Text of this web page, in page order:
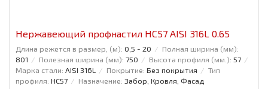
Нержавеющий профнастил НС57 AISI 316L 0.65
Длина режется в размер, (м): 0,5 - 20
Полная ширина (мм):
801
Полезная ширина (мм): 750 Высота профиля (мм.): 57
Марка стали: AISI 316L Покрытие: Без покрытия
Тип
профиля: НС57 Назначение: Забор, Кровля, Фасад